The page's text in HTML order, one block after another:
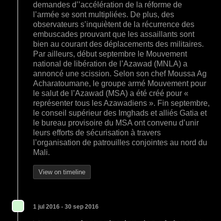
demandes d’’accélération de la réforme de
l’armée se sont multipliées. De plus, des
observateurs s’inquiètent de la récurrence des
embuscades prouvant que les assaillants sont
bien au courant des déplacements des militaires.
Par ailleurs, début septembre le Mouvement
national de libération de l’Azawad (MNLA) a
annoncé une scission. Selon son chef Moussa Ag
Acharatoumane, le groupe armé Mouvement pour
le salut de l’Azawad (MSA) a été créé pour «
représenter tous les Azawadiens ». Fin septembre,
le conseil supérieur des Imghads et alliés Gatia et
le bureau provisoire du MSA ont convenu d’unir
leurs efforts de sécurisation à travers
l’organisation de patrouilles conjointes au nord du
Mali.
View on timeline
1 jul 2016 - 30 sep 2016